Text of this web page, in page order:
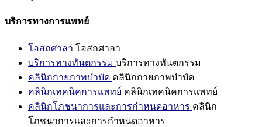
บริการทางการแพทย์
โอสถศาลา โอสถศาลา
บริการทางทันตกรรม บริการทางทันตกรรม
คลินิกกายภาพบำบัด คลินิกกายภาพบำบัด
คลินิกเทคนิคการแพทย์ คลินิกเทคนิคการแพทย์
คลินิกโภชนาการและการกำหนดอาหาร คลินิก
โภชนาการและการกำหนดอาหาร